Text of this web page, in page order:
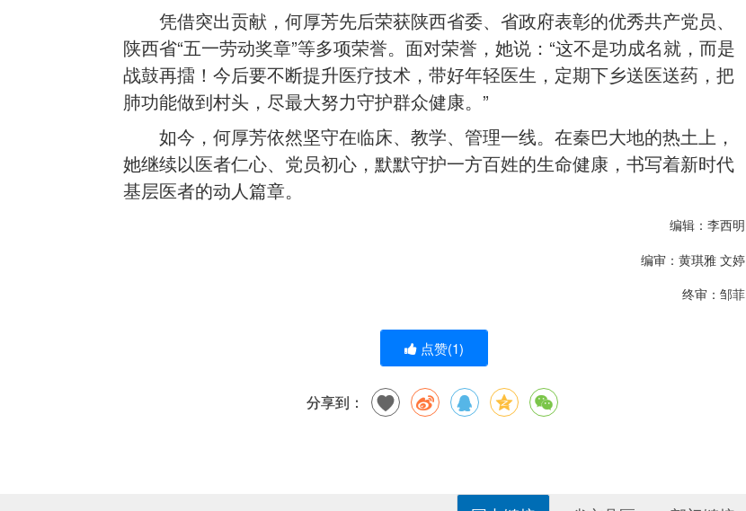
凭借突出贡献，何厚芳先后荣获陕西省委、省政府表彰的优秀共产党员、
陕西省“五一劳动奖章”等多项荣誉。面对荣誉，她说：“这不是功成名就，而是
战鼓再擂！今后要不断提升医疗技术，带好年轻医生，定期下乡送医送药，把
肺功能做到村头，尽最大努力守护群众健康。”
如今，何厚芳依然坚守在临床、教学、管理一线。在秦巴大地的热土上，
她继续以医者仁心、党员初心，默默守护一方百姓的生命健康，书写着新时代
基层医者的动人篇章。
编辑：李西明
编审：黄琪雅 文婷
终审：邹菲
点赞(1)
分享到：